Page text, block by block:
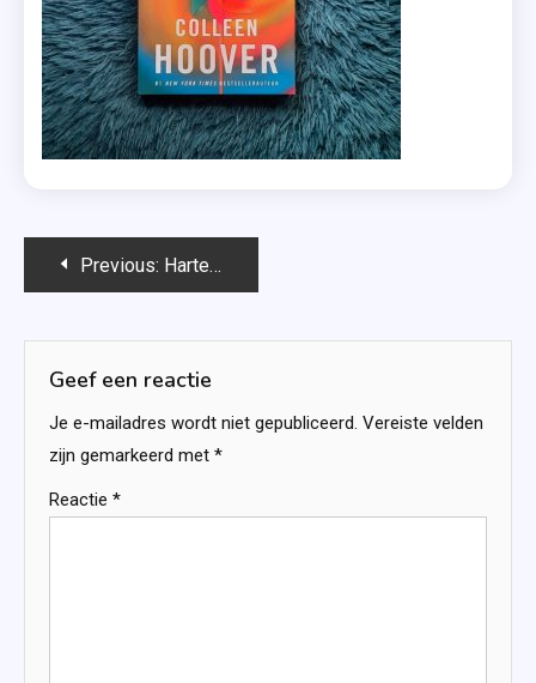
Bericht
Previous: Hartenbreker (Heart Bones) – Colleen Hoover
Geef een reactie
Je e-mailadres wordt niet gepubliceerd. Vereiste velden
zijn gemarkeerd met *
Reactie *